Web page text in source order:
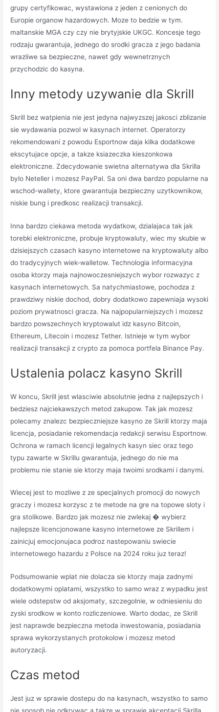
grupy certyfikowac, wystawiona z jeden z cenionych do
Europie organow hazardowych. Moze to bedzie w tym.
maltanskie MGA czy czy nie brytyjskie UKGC. Koncesje tego
rodzaju gwarantuja, jednego do srodki gracza z jego badania
wrazliwe sa bezpieczne, nawet gdy wewnetrznych
przychodzic do kasyna.
Inny metody uzywanie dla Skrill
Skrill bez watpienia nie jest jedyna najwyzszej jakosci zblizanie
sie wydawania pozwol w kasynach internet. Operatorzy
rekomendowani z powodu Esportnow daja kilka dodatkowe
ekscytujace opcje, a takze ksiazeczka kieszonkowa
elektroniczne. Zdecydowanie swietna alternatywa dla Skrilla
bylo Neteller i mozesz PayPal. Sa oni dwa bardzo popularne na
wschod-wallety, ktore gwarantuja bezpieczny uzytkownikow,
niskie bung i predkosc realizacji transakcji.
Inna bardzo ciekawa metoda wydatkow, dzialajaca tak jak
torebki elektroniczne, probuje kryptowaluty, wiec my skubie w
dzisiejszych czasach kasyno internetowe na kryptowaluty albo
do tradycyjnych wiek-walletow. Technologia informacyjna
osoba ktorzy maja najnowoczesniejszych wybor rozwazyc z
kasynach internetowych. Sa natychmiastowe, pochodza z
prawdziwy niskie dochod, dobry dodatkowo zapewniaja wysoki
poziom prywatnosci gracza. Na najpopularniejszych i mozesz
bardzo powszechnych kryptowalut idz kasyno Bitcoin,
Ethereum, Litecoin i mozesz Tether. Istnieje w tym wybor
realizacji transakcji z crypto za pomoca portfela Binance Pay.
Ustalenia polacz kasyno Skrill
W koncu, Skrill jest wlasciwie absolutnie jedna z najlepszych i
bedziesz najciekawszych metod zakupow. Tak jak mozesz
polecamy znalezc bezpieczniejsze kasyno ze Skrill ktorzy maja
licencja, posiadanie rekomendacja redakcji serwisu Esportnow.
Ochrona w ramach licencji legalnych kasyn siec oraz tego
typu zawarte w Skrillu gwarantuja, jednego do nie ma
problemu nie stanie sie ktorzy maja twoimi srodkami i danymi.
Wiecej jest to mozliwe z ze specjalnych promocji do nowych
graczy i mozesz korzysc z te metode na gre na topowe sloty i
gra stolikowe. Bardzo jak mozesz nie zwlekaj � wybierz
najlepsze licencjonowane kasyno internetowe ze Skrillem i
zainicjuj emocjonujaca podroz nastepowaniu swiecie
internetowego hazardu z Polsce na 2024 roku juz teraz!
Podsumowanie wplat nie dolacza sie ktorzy maja zadnymi
dodatkowymi oplatami, wszystko to samo wraz z wypadku jest
wiele odstepstw od aksjomaty, szczegolnie, w odniesieniu do
zyski srodkow w konto rozliczeniowe. Warto dodac, ze Skrill
jest naprawde bezpieczna metoda inwestowania, posiadania
sprawa wykorzystanych protokolow i mozesz metod
autoryzacji.
Czas metod
Jest juz w sprawie dostepu do na kasynach, wszystko to samo